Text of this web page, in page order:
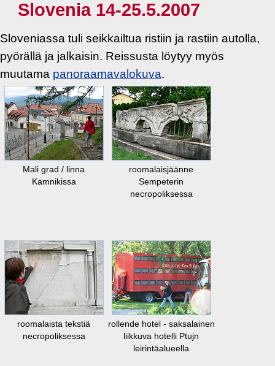
Slovenia 14-25.5.2007
Sloveniassa tuli seikkailtua ristiin ja rastiin autolla,
pyörällä ja jalkaisin. Reissusta löytyy myös
muutama panoraamavalokuva.
Mali grad / linna
Kamnikissa
roomalaisjäänne
Sempeterin
necropoliksessa
roomalaista tekstiä
necropoliksessa
rollende hotel - saksalainen
liikkuva hotelli Ptujn
leirintäalueella